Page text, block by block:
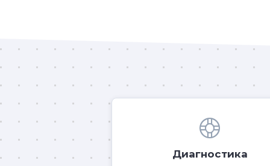
Диагностика